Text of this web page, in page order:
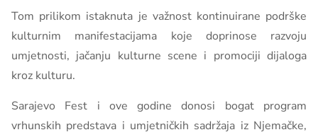
Tom prilikom istaknuta je važnost kontinuirane podrške
kulturnim manifestacijama koje doprinose razvoju
umjetnosti, jačanju kulturne scene i promociji dijaloga
kroz kulturu.
Sarajevo Fest i ove godine donosi bogat program
vrhunskih predstava i umjetničkih sadržaja iz Njemačke,